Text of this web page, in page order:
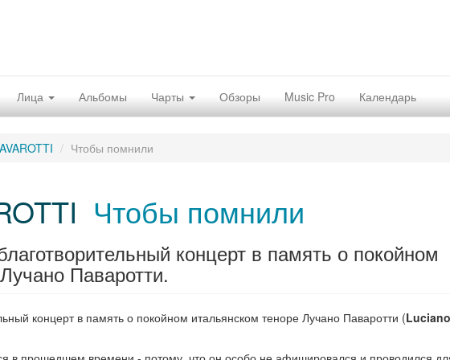
Лица Альбомы Чарты Обзоры Music Pro Календарь
Чтобы помнили
Чтобы помнили
концерт в память о покойном
Паваротти.
концерт в память о покойном итальянском теноре Лучано Паваротти (Luciano